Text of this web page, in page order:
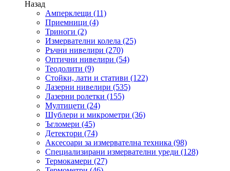
Назад
Амперклещи (11)
Приемници (4)
Триноги (2)
Измервателни колела (25)
Ръчни нивелири (270)
Оптични нивелири (54)
Теодолити (9)
Стойки, лати и стативи (122)
Лазерни нивелири (535)
Лазерни ролетки (155)
Мултицети (24)
Шублери и микрометри (36)
Ъгломери (45)
Детектори (74)
Аксесоари за измервателна техника (98)
Специализирани измервателни уреди (128)
Термокамери (27)